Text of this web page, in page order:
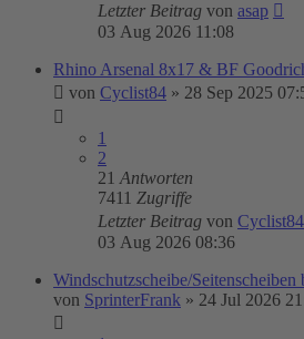
Letzter Beitrag von asap
03 Aug 2026 11:08
Rhino Arsenal 8x17 & BF
von Cyclist84 » 28 Sep 2025
1
2
21 Antworten
7411 Zugriffe
Letzter Beitrag von Cyclist84
03 Aug 2026 08:36
Windschutzscheibe/
von SprinterFrank » 24 Jul 2026